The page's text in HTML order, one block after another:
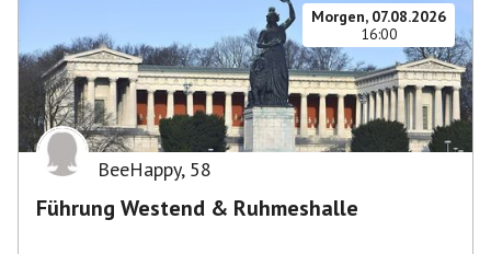
Morgen, 07.08.2026
16:00
BeeHappy, 58
Führung Westend & Ruhmeshalle